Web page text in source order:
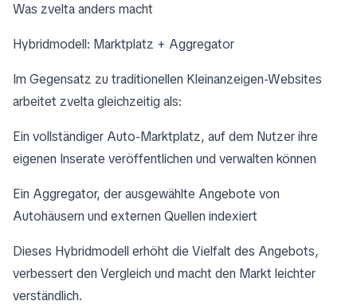
Was zvelta anders macht
Hybridmodell: Marktplatz + Aggregator
Im Gegensatz zu traditionellen Kleinanzeigen-Websites
arbeitet zvelta gleichzeitig als:
Ein vollständiger Auto-Marktplatz, auf dem Nutzer ihre
eigenen Inserate veröffentlichen und verwalten können
Ein Aggregator, der ausgewählte Angebote von
Autohäusern und externen Quellen indexiert
Dieses Hybridmodell erhöht die Vielfalt des Angebots,
verbessert den Vergleich und macht den Markt leichter
verständlich.